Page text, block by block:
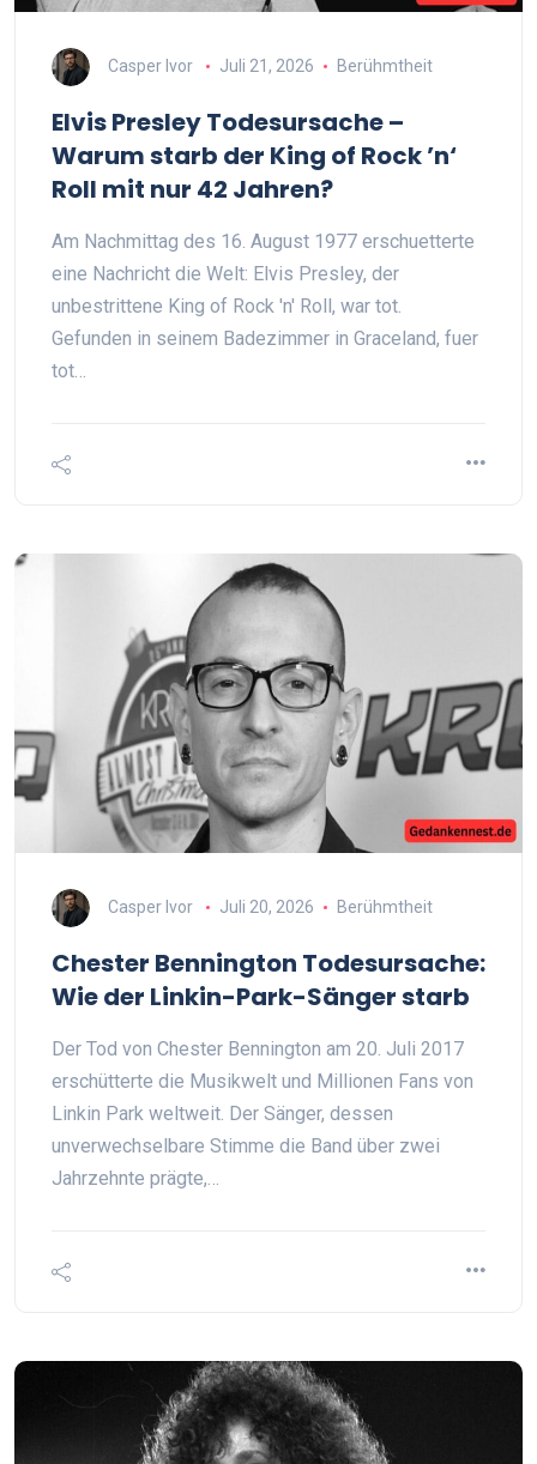
Casper Ivor Juli 21, 2026 Berühmtheit
Elvis Presley Todesursache –
Warum starb der King of Rock ’n‘
Roll mit nur 42 Jahren?
Am Nachmittag des 16. August 1977 erschuetterte
eine Nachricht die Welt: Elvis Presley, der
unbestrittene King of Rock 'n' Roll, war tot.
Gefunden in seinem Badezimmer in Graceland, fuer
tot…
Casper Ivor Juli 20, 2026 Berühmtheit
Chester Bennington Todesursache:
Wie der Linkin-Park-Sänger starb
Der Tod von Chester Bennington am 20. Juli 2017
erschütterte die Musikwelt und Millionen Fans von
Linkin Park weltweit. Der Sänger, dessen
unverwechselbare Stimme die Band über zwei
Jahrzehnte prägte,…